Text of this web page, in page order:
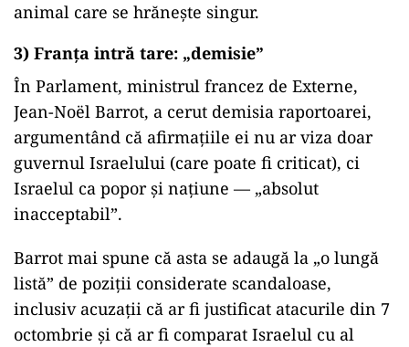
animal care se hrănește singur.
3) Franța intră tare: „demisie”
În Parlament, ministrul francez de Externe,
Jean-Noël Barrot, a cerut demisia raportoarei,
argumentând că afirmațiile ei nu ar viza doar
guvernul Israelului (care poate fi criticat), ci
Israelul ca popor și națiune — „absolut
inacceptabil”.
Barrot mai spune că asta se adaugă la „o lungă
listă” de poziții considerate scandaloase,
inclusiv acuzații că ar fi justificat atacurile din 7
octombrie și că ar fi comparat Israelul cu al